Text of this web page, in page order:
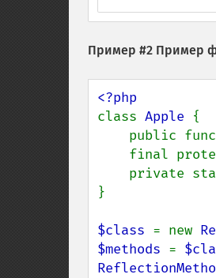
Пример #2 Пример
class Apple {
public
final
private
}
$class = new
$methods =